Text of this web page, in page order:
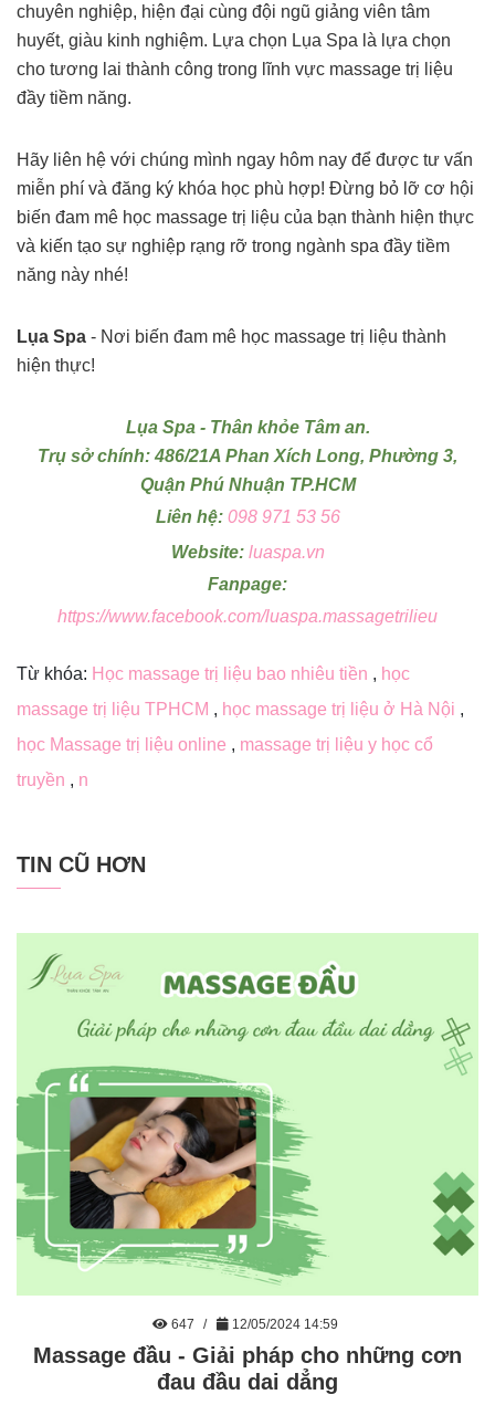
chuyên nghiệp, hiện đại cùng đội ngũ giảng viên tâm
huyết, giàu kinh nghiệm. Lựa chọn Lụa Spa là lựa chọn
cho tương lai thành công trong lĩnh vực massage trị liệu
đầy tiềm năng.
Hãy liên hệ với chúng mình ngay hôm nay để được tư vấn
miễn phí và đăng ký khóa học phù hợp! Đừng bỏ lỡ cơ hội
biến đam mê học massage trị liệu của bạn thành hiện thực
và kiến tạo sự nghiệp rạng rỡ trong ngành spa đầy tiềm
năng này nhé!
Lụa Spa - Nơi biến đam mê học massage trị liệu thành
hiện thực!
Lụa Spa - Thân khỏe Tâm an.
Trụ sở chính: 486/21A Phan Xích Long, Phường 3,
Quận Phú Nhuận TP.HCM
Liên hệ: 098 971 53 56
Website: luaspa.vn
Fanpage:
https://www.facebook.com/luaspa.massagetrilieu
Từ khóa: Học massage trị liệu bao nhiêu tiền , học
massage trị liệu TPHCM , học massage trị liệu ở Hà Nội ,
học Massage trị liệu online , massage trị liệu y học cổ
truyền , n
TIN CŨ HƠN
647 12/05/2024 14:59
Massage đầu - Giải pháp cho những cơn
đau đầu dai dẳng